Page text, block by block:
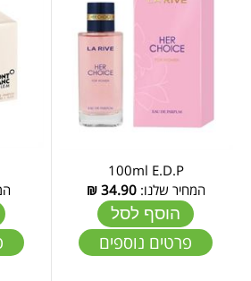
100ml E.D.P
המחיר שלנו:34.90
₪
הוסף לסל
פרטים נוספים